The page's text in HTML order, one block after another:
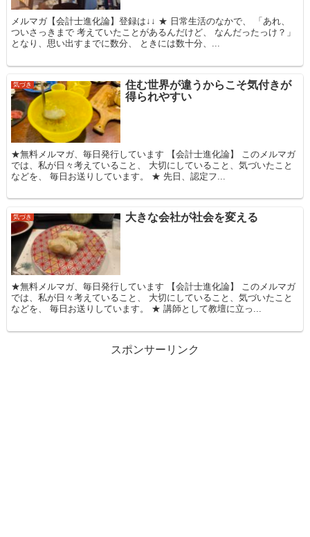
メルマガ【会計士進化論】登録は↓↓ ★ 日常生活のなかで、 「あれ、
ついさっきまで 考えていたことがあるんだけど、 なんだったっけ？」
となり、思い出すまでに数分、 ときには数十分、...
気づき
住む世界が違うからこそ気付きが
得られやすい
★無料メルマガ、毎日発行しています 【会計士進化論】 このメルマガ
では、私が日々考えていること、 大切にしていること、気づいたこと
などを、 毎日お送りしています。 ★ 先日、認定フ...
気づき 大きな会社が社会を変える
★無料メルマガ、毎日発行しています 【会計士進化論】 このメルマガ
では、私が日々考えていること、 大切にしていること、気づいたこと
などを、 毎日お送りしています。 ★ 講師として教壇に立っ...
スポンサーリンク